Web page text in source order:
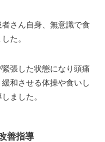
さん自身、無意識で食
た。
張した状態になり頭痛
和させる体操や食いし
ました。
善指導